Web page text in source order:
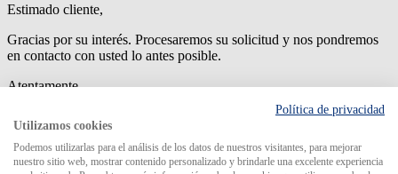
Estimado cliente,
Gracias por su interés. Procesaremos su solicitud y nos pondremos
en contacto con usted lo antes posible.
Atentamente
An error has occured while submitting the form. Please try again
later.
Política de privacidad
Utilizamos cookies
Podemos utilizarlas para el análisis de los datos de nuestros visitantes, para mejorar
nuestro sitio web, mostrar contenido personalizado y brindarle una excelente experiencia